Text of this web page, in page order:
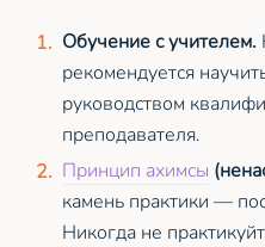
Обучение с учителем.
рекомендуется
руководством
преподавателя.
Принцип ахимсы
камень практики —
Никогда не